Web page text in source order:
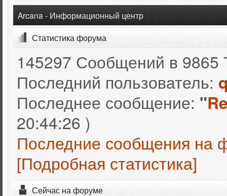
Arcana - Информационный центр
Статистика форума
145297 Сообщений в 9865
Последний пользователь:
Последнее сообщение: "
20:44:26 )
Последние сообщения на
[Подробная статистика]
Сейчас на форуме